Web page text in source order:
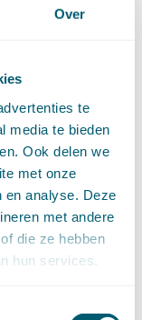
Over
te
media te bieden
Ook delen we
met onze
en analyse. Deze
met andere
die ze hebben
hun services.
opgemaakt
terugwijzing voor
terugwijzing in